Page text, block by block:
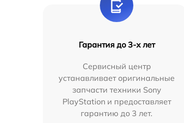
Гарантия до 3-х лет
Сервисный центр
устанавливает оригинальные
запчасти техники Sony
PlayStation и предоставляет
гарантию до 3 лет.